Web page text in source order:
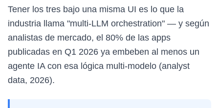
Tener los tres bajo una misma UI es lo que la
industria llama "multi-LLM orchestration" — y según
analistas de mercado, el 80% de las apps
publicadas en Q1 2026 ya embeben al menos un
agente IA con esa lógica multi-modelo (analyst
data, 2026).